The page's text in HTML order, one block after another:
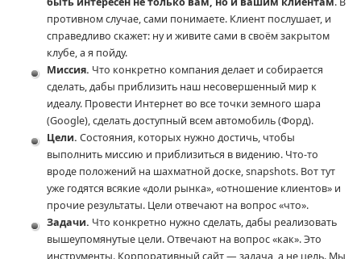
противном случае, сами понимаете. Клиент послушает, и
справедливо скажет: ну и живите сами в своём закрытом
клубе, а я пойду.
Миссия. Что конкретно компания делает и собирается
сделать, дабы приблизить наш несовершенный мир к
идеалу. Провести Интернет во все точки земного шара
(Google), сделать доступный всем автомобиль (Форд).
Цели. Состояния, которых нужно достичь, чтобы
выполнить миссию и приблизиться в видению. Что-то
вроде положений на шахматной доске, snapshots. Вот тут
уже годятся всякие «доли рынка», «отношение клиентов» и
прочие результаты. Цели отвечают на вопрос «что».
Задачи. Что конкретно нужно сделать, дабы реализовать
вышеупомянутые цели. Отвечают на вопрос «как». Это
инструменты. Корпоративный сайт — задача, а не цель. Мы